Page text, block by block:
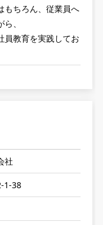
もちろん、従業員へ
、
員教育を実践してお
社
1-38